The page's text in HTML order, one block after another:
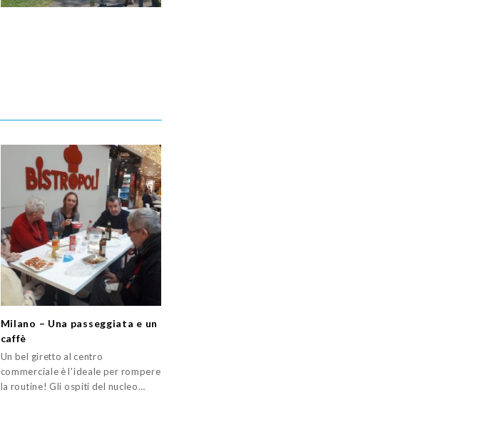
Milano – Una passeggiata e un
caffè
Un bel giretto al centro
commerciale è l'ideale per rompere
la routine! Gli ospiti del nucleo…